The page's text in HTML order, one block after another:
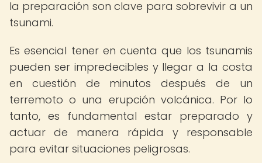
la preparación son clave para sobrevivir a un
tsunami.
Es esencial tener en cuenta que los tsunamis
pueden ser impredecibles y llegar a la costa
en cuestión de minutos después de un
terremoto o una erupción volcánica. Por lo
tanto, es fundamental estar preparado y
actuar de manera rápida y responsable
para evitar situaciones peligrosas.